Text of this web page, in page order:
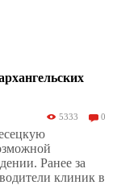
5333 0
Ранее за
клиник в